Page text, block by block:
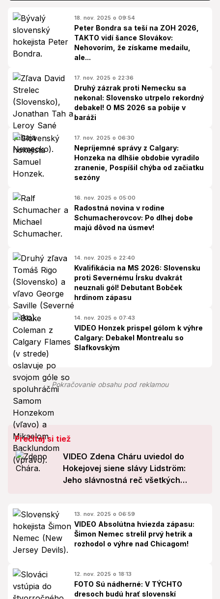
18. nov. 2025 o 09:54
Peter Bondra sa teší na ZOH 2026,
TAKTO vidí šance Slovákov:
Nehovorím, že získame medailu,
ale...
17. nov. 2025 o 22:36
Druhý zázrak proti Nemecku sa
nekonal: Slovensko utrpelo rekordný
debakel! O MS 2026 sa pobije v
baráži
17. nov. 2025 o 06:30
Nepríjemné správy z Calgary:
Honzeka na dlhšie obdobie vyradilo
zranenie, Pospíšil chýba od začiatku
sezóny
16. nov. 2025 o 05:00
Radostná novina v rodine
Schumacherovcov: Po dlhej dobe
majú dôvod na úsmev!
14. nov. 2025 o 22:40
Kvalifikácia na MS 2026: Slovensku
proti Severnému Írsku dvakrát
neuznali gól! Debutant Bobček
hrdinom zápasu
14. nov. 2025 o 07:43
VIDEO Honzek prispel gólom k výhre
Calgary: Debakel Montrealu so
Slafkovským
Pokračovanie obsahu pod reklamou
Prečítaj si tiež
VIDEO Zdena Cháru uviedol do
Hokejovej siene slávy Lidström:
Jeho slávnostná reč všetkých
13. nov. 2025 o 06:59
VIDEO Absolútna hviezda zápasu:
Šimon Nemec strelil prvý hetrik a
rozhodol o výhre nad Chicagom!
12. nov. 2025 o 18:13
FOTO Sú nádherné: V TÝCHTO
dresoch budú hrať slovenskí